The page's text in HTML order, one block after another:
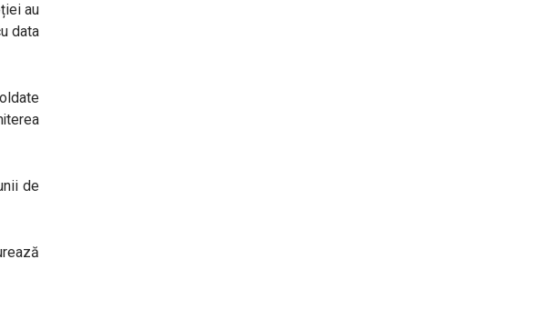
au
data
de